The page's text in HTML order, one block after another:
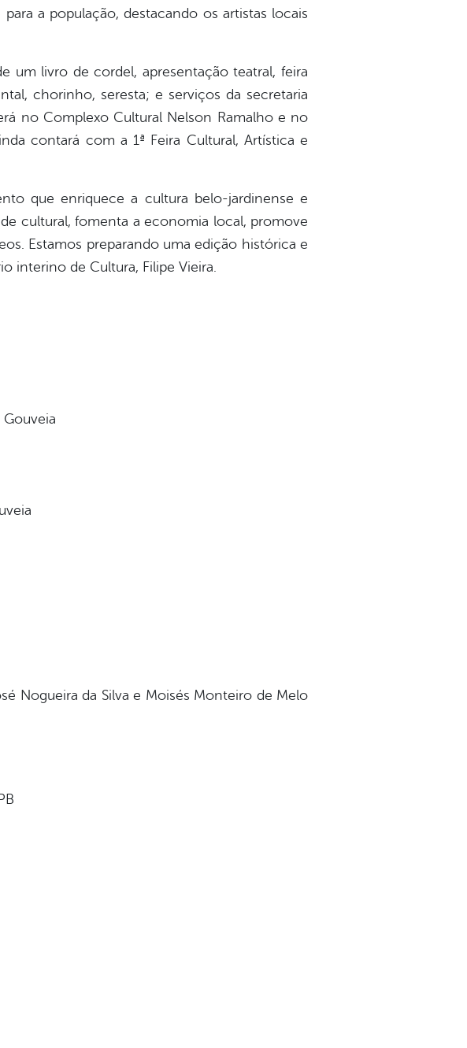
a população, destacando os artistas locais
um livro de cordel, apresentação teatral, feira
chorinho, seresta; e serviços da secretaria
no Complexo Cultural Nelson Ramalho e no
contará com a 1ª Feira Cultural, Artística e
que enriquece a cultura belo-jardinense e
cultural, fomenta a economia local, promove
Estamos preparando uma edição histórica e
interino de Cultura, Filipe Vieira.
Nogueira da Silva e Moisés Monteiro de Melo